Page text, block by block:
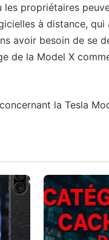
les propriétaires
à distance, qui
avoir besoin de se
de la Model X
la Tesla